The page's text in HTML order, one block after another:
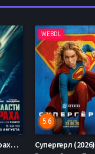
Во власти страха (2026)
WEBDL
5.6
Супергерл (2026)